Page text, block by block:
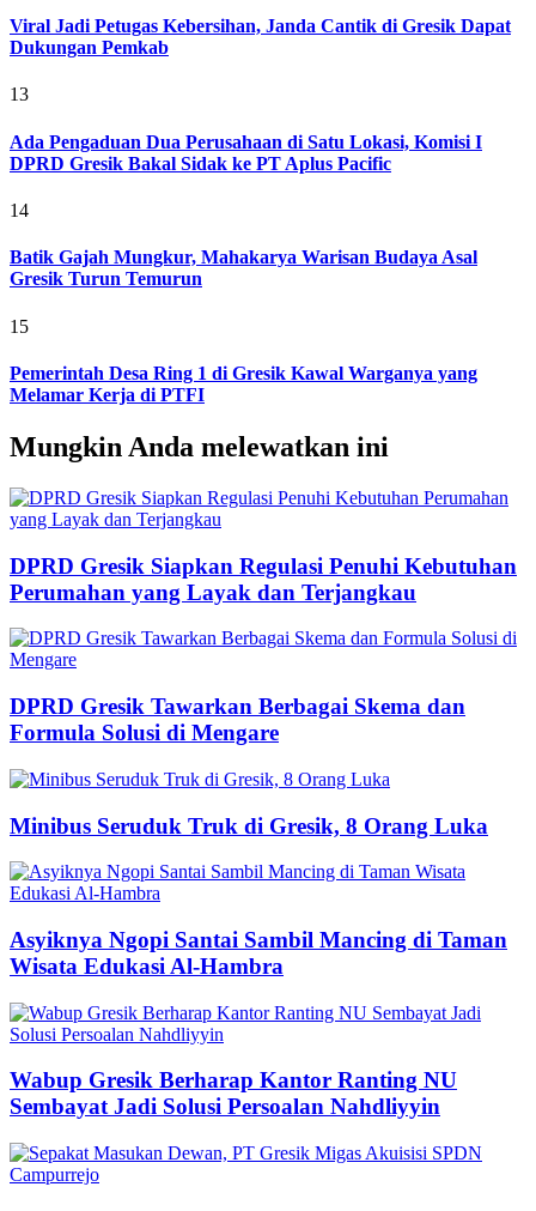
Viral Jadi Petugas Kebersihan, Janda Cantik di Gresik Dapat
Dukungan Pemkab
13
Ada Pengaduan Dua Perusahaan di Satu Lokasi, Komisi I
DPRD Gresik Bakal Sidak ke PT Aplus Pacific
14
Batik Gajah Mungkur, Mahakarya Warisan Budaya Asal
Gresik Turun Temurun
15
Pemerintah Desa Ring 1 di Gresik Kawal Warganya yang
Melamar Kerja di PTFI
Mungkin Anda melewatkan ini
DPRD Gresik Siapkan Regulasi Penuhi Kebutuhan
Perumahan yang Layak dan Terjangkau
DPRD Gresik Tawarkan Berbagai Skema dan
Formula Solusi di Mengare
Minibus Seruduk Truk di Gresik, 8 Orang Luka
Asyiknya Ngopi Santai Sambil Mancing di Taman
Wisata Edukasi Al-Hambra
Wabup Gresik Berharap Kantor Ranting NU
Sembayat Jadi Solusi Persoalan Nahdliyyin